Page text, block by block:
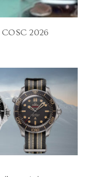
2026